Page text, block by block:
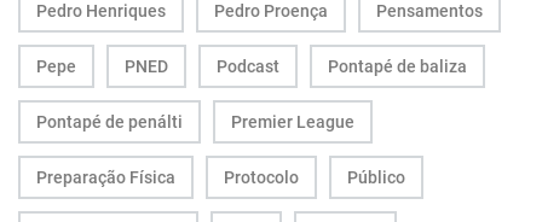
Pedro Henriques Pedro Proença Pensamentos
Pepe PNED Podcast Pontapé de baliza
Pontapé de penálti Premier League
Preparação Física Protocolo Público